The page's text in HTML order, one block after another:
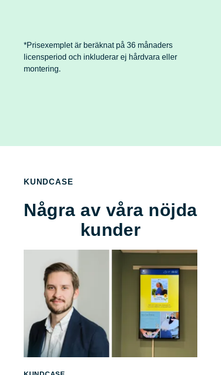
*Prisexemplet är beräknat på 36 månaders
licensperiod och inkluderar ej hårdvara eller
montering.
KUNDCASE
Några av våra nöjda
kunder